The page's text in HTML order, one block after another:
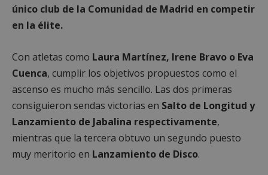
único club de la Comunidad de Madrid en competir
en la élite.
Con atletas como Laura Martínez, Irene Bravo o Eva
Cuenca, cumplir los objetivos propuestos como el
ascenso es mucho más sencillo. Las dos primeras
consiguieron sendas victorias en Salto de Longitud y
Lanzamiento de Jabalina respectivamente,
mientras que la tercera obtuvo un segundo puesto
muy meritorio en Lanzamiento de Disco.